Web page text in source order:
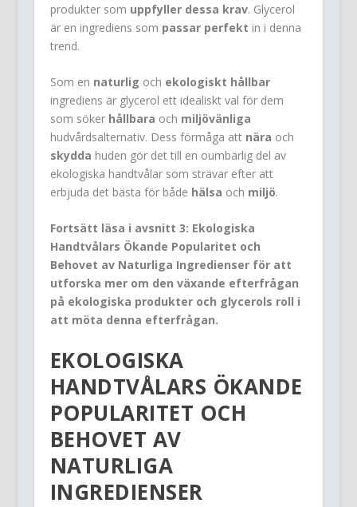
produkter som uppfyller dessa krav. Glycerol
är en ingrediens som passar perfekt in i denna
trend.
Som en naturlig och ekologiskt hållbar
ingrediens är glycerol ett idealiskt val för dem
som söker hållbara och miljövänliga
hudvårdsalternativ. Dess förmåga att nära och
skydda huden gör det till en oumbärlig del av
ekologiska handtvålar som strävar efter att
erbjuda det bästa för både hälsa och miljö.
Fortsätt läsa i avsnitt 3: Ekologiska
Handtvålars Ökande Popularitet och
Behovet av Naturliga Ingredienser för att
utforska mer om den växande efterfrågan
på ekologiska produkter och glycerols roll i
att möta denna efterfrågan.
EKOLOGISKA
HANDTVÅLARS ÖKANDE
POPULARITET OCH
BEHOVET AV
NATURLIGA
INGREDIENSER